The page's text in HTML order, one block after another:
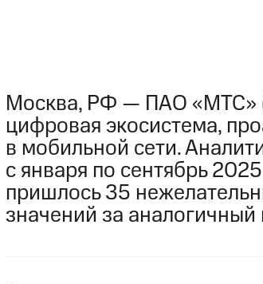
Москва, РФ — ПАО «МТС»
цифровая экосистема,
в мобильной сети.
с января по сентябрь
пришлось 35
значений за